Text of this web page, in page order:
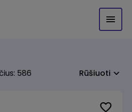
586 Rūšiuoti